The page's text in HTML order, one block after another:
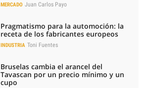
MERCADO Juan Carlos Payo
Pragmatismo para la automoción: la
receta de los fabricantes europeos
INDUSTRIA Toni Fuentes
Bruselas cambia el arancel del
Tavascan por un precio mínimo y un
cupo